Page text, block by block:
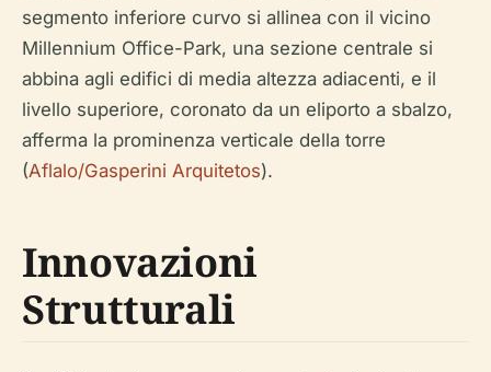
segmento inferiore curvo si allinea con il vicino
Millennium Office-Park, una sezione centrale si
abbina agli edifici di media altezza adiacenti, e il
livello superiore, coronato da un eliporto a sbalzo,
afferma la prominenza verticale della torre
(Aflalo/Gasperini Arquitetos).
Innovazioni
Strutturali